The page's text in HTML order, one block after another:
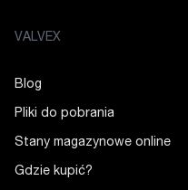
VALVEX
Blog
Pliki do pobrania
Stany magazynowe online
Gdzie kupić?